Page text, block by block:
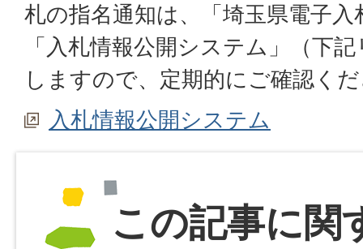
札の指名通知は、「埼玉県電子
「入札情報公開システム」（下
しますので、定期的にご確認く
入札情報公開システム
この記事に関